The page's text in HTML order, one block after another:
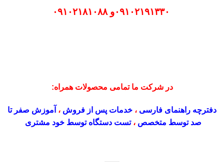
۰۹۱۰۲۱۹۱۳۳۰و۰۹۱۰۲۱۸۱۰۸۸
در شرکت ما تمامی محصولات همراه:
دفترچه راهنمای فارسی ، خدمات پس از فروش ، آموزش صفر تا
صد توسط متخصص ،تست دستگاه توسط خود مشتری